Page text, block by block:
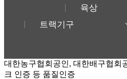
육상
트랙기구
대한농구협회공인, 대한배구협회
크 인증 등 품질인증